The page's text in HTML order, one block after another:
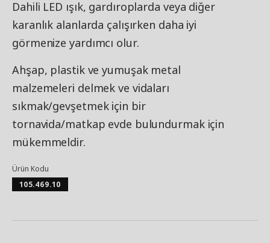
Dahili LED ışık, gardıroplarda veya diğer
karanlık alanlarda çalışırken daha iyi
görmenize yardımcı olur.
Ahşap, plastik ve yumuşak metal
malzemeleri delmek ve vidaları
sıkmak/gevşetmek için bir
tornavida/matkap evde bulundurmak için
mükemmeldir.
Ürün Kodu
105.469.10